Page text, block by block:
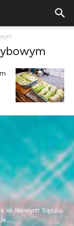
w Nowym Sączu.